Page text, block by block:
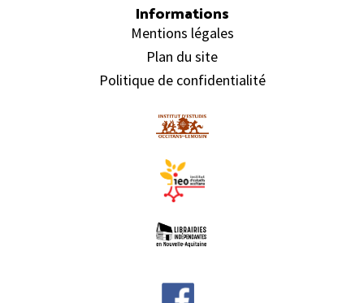
Informations
Mentions légales
Plan du site
Politique de confidentialité